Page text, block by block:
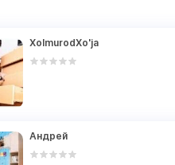
XolmurodXo'ja
Андрей